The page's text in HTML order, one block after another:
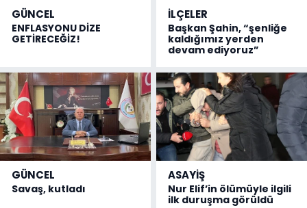
GÜNCEL
ENFLASYONU DİZE
GETİRECEĞİZ!
İLÇELER
Başkan Şahin, “şenliğe
kaldığımız yerden
devam ediyoruz”
GÜNCEL
Savaş, kutladı
ASAYİŞ
Nur Elif’in ölümüyle ilgili
ilk duruşma görüldü